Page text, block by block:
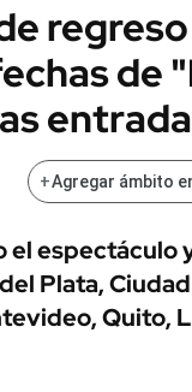
de
+Agregar ámbito
espectáculo
Plata,
Quito,